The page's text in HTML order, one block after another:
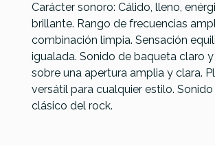
Carácter sonoro: Cálido, lleno,
brillante. Rango de frecuencias
combinación limpia. Sensación
igualada. Sonido de baqueta claro
sobre una apertura amplia y clara.
versátil para cualquier estilo.
clásico del rock.